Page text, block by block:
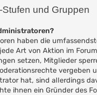
Stufen und Gruppen
haben die
Art von Aktion im
setzen, Mitglieder
vergeben
hat, sind allerdings
ihnen ein Gründer des